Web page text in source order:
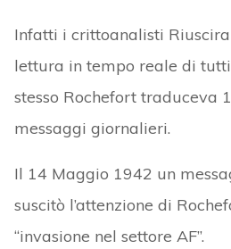
Infatti i crittoanalisti
lettura in tempo reale di
stesso Rochefort traduceva
messaggi giornalieri.
Il 14 Maggio 1942 un
suscitò l’attenzione di
“invasione nel settore AF”.